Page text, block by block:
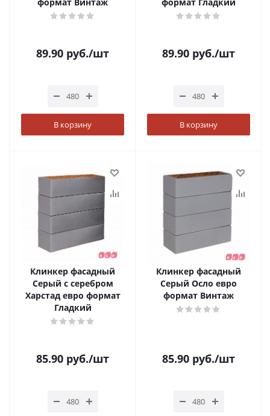
89.90 руб./шт
В корзину
89.90 руб./шт
В корзину
Клинкер фасадный
Серый с серебром
Харстад евро формат
Гладкий
85.90 руб./шт
Клинкер фасадный
Серый Осло евро
формат Винтаж
85.90 руб./шт